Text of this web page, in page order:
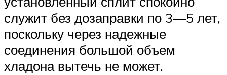
служит без дозаправки по 3—5 лет,
поскольку через надежные
соединения большой объем
хладона вытечь не может.